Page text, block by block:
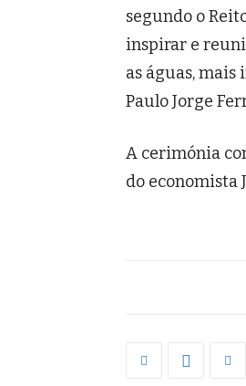
segundo o
inspirar e
as águas,
Paulo Jorge
A cerimónia
do economista